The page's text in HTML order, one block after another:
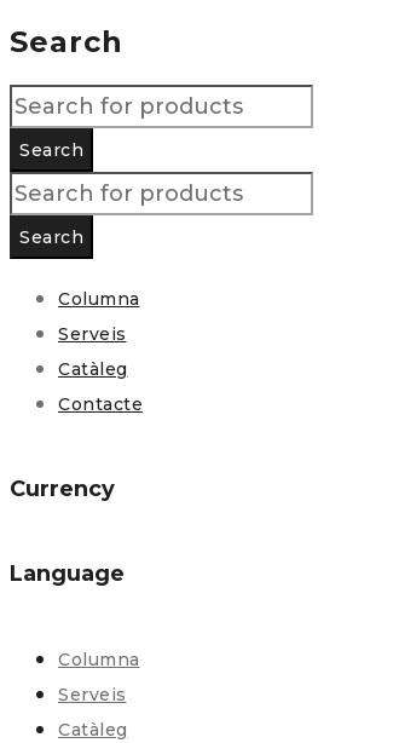
Search
Columna
Serveis
Catàleg
Contacte
Currency
Language
Columna
Serveis
Catàleg